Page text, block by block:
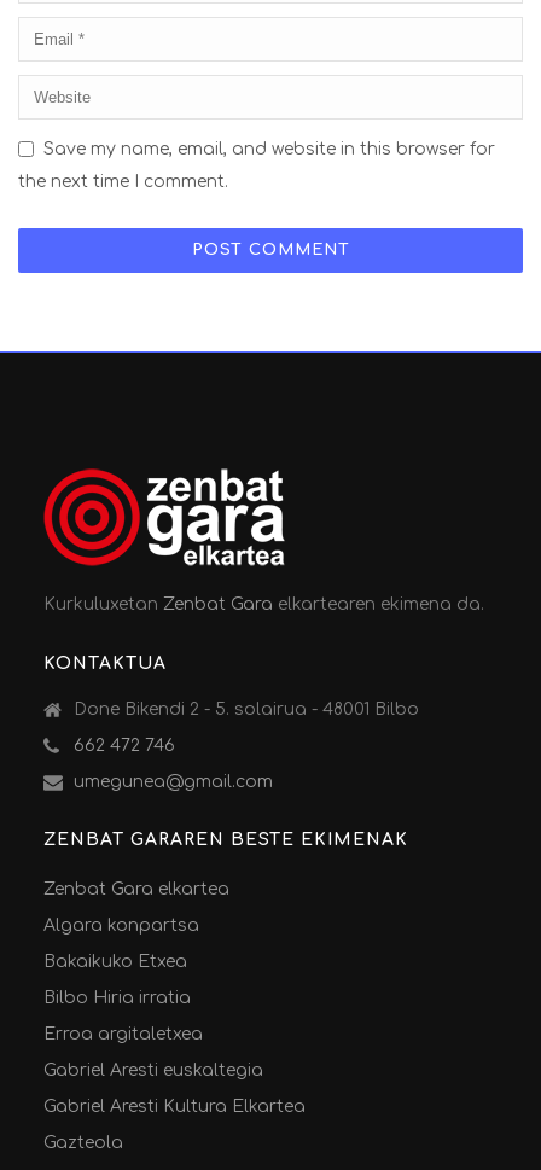
Save my name, email, and website in this browser for
the next time I comment.
KurkuluxetanZenbat Gara elkartearen ekimena da.
KONTAKTUA
Done Bikendi 2 - 5. solairua - 48001 Bilbo
662 472 746
umegunea@gmail.com
ZENBAT GARAREN BESTE EKIMENAK
Zenbat Gara elkartea
Algara konpartsa
Bakaikuko Etxea
Bilbo Hiria irratia
Erroa argitaletxea
Gabriel Aresti euskaltegia
Gabriel Aresti Kultura Elkartea
Gazteola